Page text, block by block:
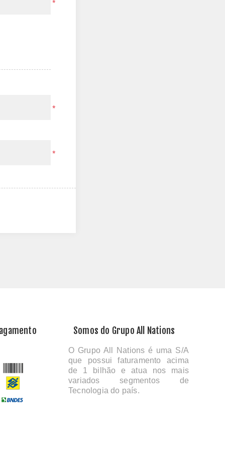
*
*
*
Somos do Grupo All Nations
O Grupo All Nations é uma S/A
que possui faturamento acima
de 1 bilhão e atua nos mais
variados segmentos de
Tecnologia do país.